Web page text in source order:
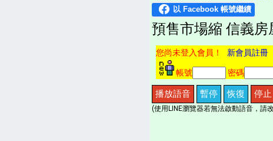
預售市場縮 信義
您尚未登入會員！ 新會員註冊
帳號 密碼
播放語音 暫停 恢復 停止
(使用LINE瀏覽器若無法啟動語音，請